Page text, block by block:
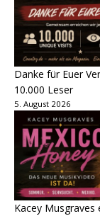
Danke für Euer
10.000 Leser
5. August 2026
Kacey